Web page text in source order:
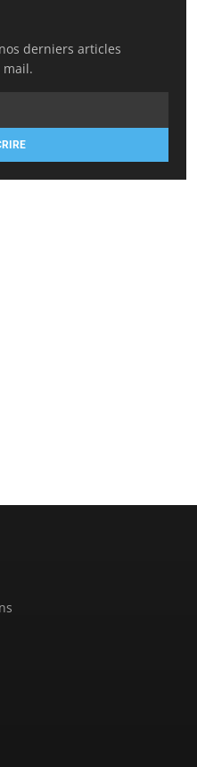
derniers articles